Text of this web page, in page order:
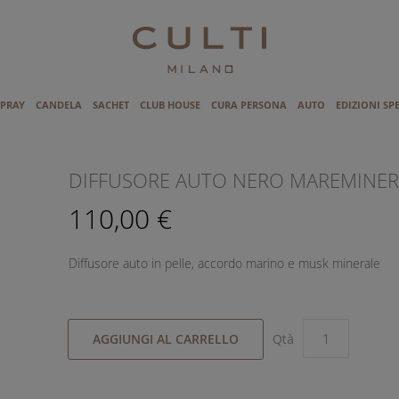
CANDELA SACHET CLUB HOUSE CURA PERSONA AUTO EDIZIONI
DIFFUSORE AUTO NERO
110,00 €
Diffusore auto in pelle, accordo marino e musk minerale
AGGIUNGI AL CARRELLO Qtà